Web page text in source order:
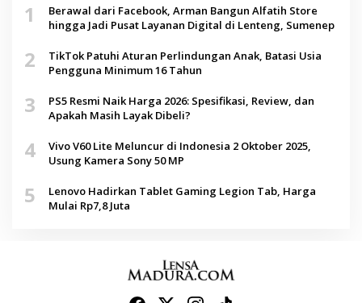
1
Berawal dari Facebook, Arman Bangun Alfatih Store
hingga Jadi Pusat Layanan Digital di Lenteng, Sumenep
2
TikTok Patuhi Aturan Perlindungan Anak, Batasi Usia
Pengguna Minimum 16 Tahun
3
PS5 Resmi Naik Harga 2026: Spesifikasi, Review, dan
Apakah Masih Layak Dibeli?
4
Vivo V60 Lite Meluncur di Indonesia 2 Oktober 2025,
Usung Kamera Sony 50 MP
5
Lenovo Hadirkan Tablet Gaming Legion Tab, Harga
Mulai Rp7,8 Juta